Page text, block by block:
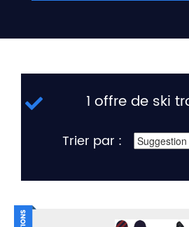
1 offre de ski
Trier par :